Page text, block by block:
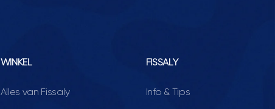
WINKEL
Alles van Fissaly
FISSALY
Info & Tips